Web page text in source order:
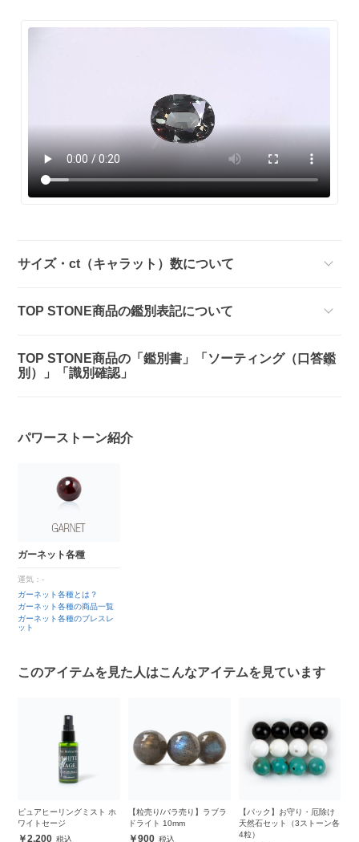
サイズ・ct（キャラット）数について
TOP STONE商品の鑑別表記について
TOP STONE商品の「鑑別書」「ソーティング（口答鑑
別）」「識別確認」
パワーストーン紹介
ガーネット各種
運気：-
ガーネット各種とは？
ガーネット各種の商品一覧
ガーネット各種のブレスレ
ット
このアイテムを見た人はこんなアイテムを見ています
ピュアヒーリングミスト ホ
ワイトセージ
2,200
【粒売り/バラ売り】ラブラ
ドライト 10mm
900
【パック】お守り・厄除け
天然石セット（3ストーン各
4粒）